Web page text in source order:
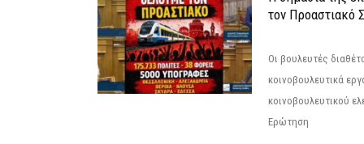
τον Προαστιακό
Οι βουλευτές
κοινοβουλευτικά
κοινοβουλευτικού
Ερώτηση